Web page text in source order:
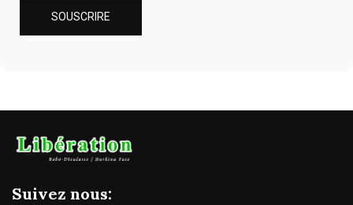
Suivez nous: